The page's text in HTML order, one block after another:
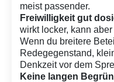
meist passender.
Freiwilligkeit gut
wirkt locker, kann
Wenn du breitere
Redegegenstand,
Denkzeit vor dem
Keine langen